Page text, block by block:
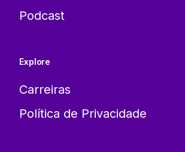
Podcast
Explore
Carreiras
Política de Privacidade